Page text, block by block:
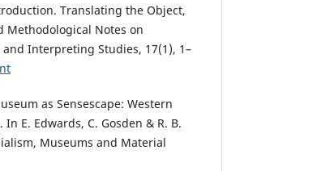
Translating the Object,
Methodological Notes on
Interpreting Studies, 17(1), 1–
as Sensescape: Western
E. Edwards, C. Gosden & R. B.
Museums and Material